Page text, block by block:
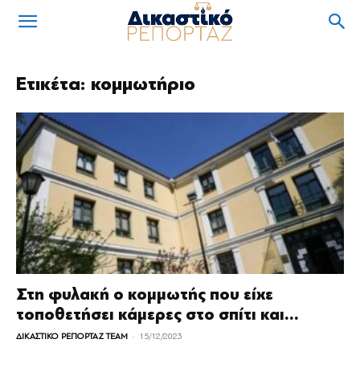
Ετικέτα: κομμωτήριο
Στη φυλακή ο κομμωτής που είχε
τοποθετήσει κάμερες στο σπίτι και...
ΔΙΚΑΣΤΙΚΟ ΡΕΠΟΡΤΑΖ TEAM - 15/12/2023